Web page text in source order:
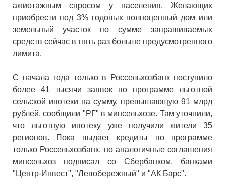
ажиотажным спросом у населения. Желающих
приобрести под 3% годовых полноценный дом или
земельный участок по сумме запрашиваемых
средств сейчас в пять раз больше предусмотренного
лимита.
С начала года только в Россельхозбанк поступило
более 41 тысячи заявок по программе льготной
сельской ипотеки на сумму, превышающую 91 млрд
рублей, сообщили "РГ" в минсельхозе. Там уточнили,
что льготную ипотеку уже получили жители 35
регионов. Пока выдает кредиты по программе
только Россельхозбанк, но аналогичные соглашения
минсельхоз подписал со Сбербанком, банками
"Центр-Инвест", "Левобережный" и "АК Барс".